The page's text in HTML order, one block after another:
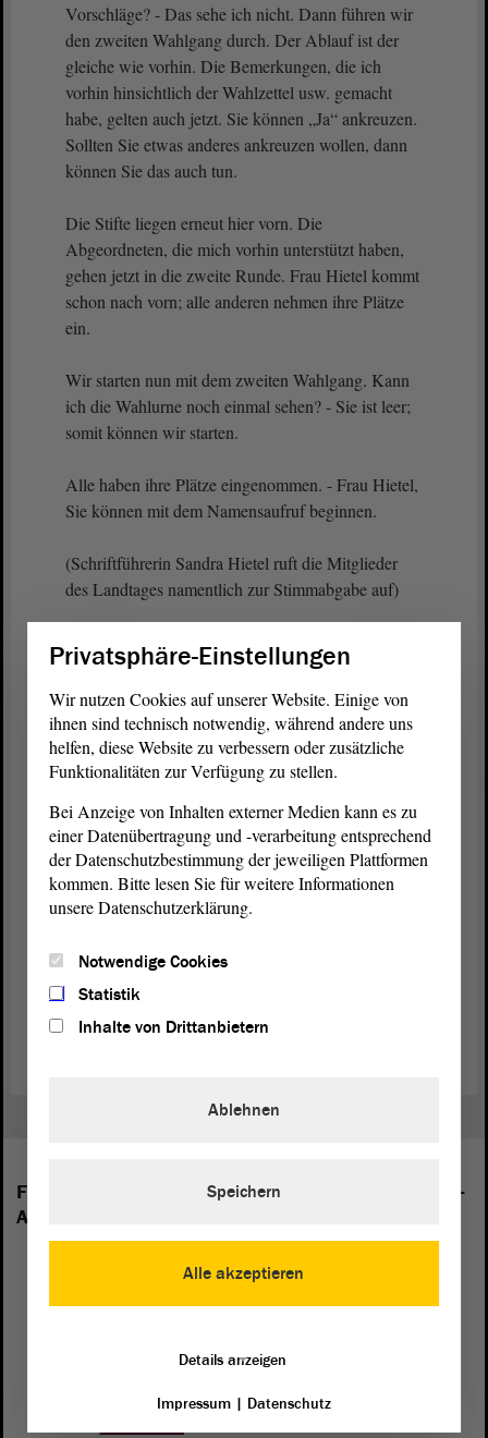
Vorschläge? - Das sehe ich nicht. Dann führen wir
den zweiten Wahlgang durch. Der Ablauf ist der
gleiche wie vorhin. Die Bemerkungen, die ich
vorhin hinsichtlich der Wahlzettel usw. gemacht
habe, gelten auch jetzt. Sie können „Ja“ ankreuzen.
Sollten Sie etwas anderes ankreuzen wollen, dann
können Sie das auch tun.
Die Stifte liegen erneut hier vorn. Die
Abgeordneten, die mich vorhin unterstützt haben,
gehen jetzt in die zweite Runde. Frau Hietel kommt
schon nach vorn; alle anderen nehmen ihre Plätze
ein.
Wir starten nun mit dem zweiten Wahlgang. Kann
ich die Wahlurne noch einmal sehen? - Sie ist leer;
somit können wir starten.
Alle haben ihre Plätze eingenommen. - Frau Hietel,
Sie können mit dem Namensaufruf beginnen.
(Schriftführerin Sandra Hietel ruft die Mitglieder
des Landtages namentlich zur Stimmabgabe auf)
Präsident Dr. Gunnar Schellenberger:
Noch einmal die Standardfrage: Haben alle ihre
Stimme abgegeben? - Ich glaube, ja. Gibt es noch
jemanden, der dies nicht getan hat? - Nein. Dann
Bekanntgabe des Wahlergebnisses bitte ich Sie, im
Raum zu bleiben. Bei 97 Stimmen geht das recht
zügig. Wir beeilen uns. - Danke.
Zurück zur Landtagssitzung
Folgende Fraktionen sind im Landtag von Sachsen-
Anhalt vertreten:
Privatsphäre-Einstellungen
Wir nutzen Cookies auf unserer Website. Einige von
ihnen sind technisch notwendig, während andere uns
helfen, diese Website zu verbessern oder zusätzliche
Funktionalitäten zur Verfügung zu stellen.
Bei Anzeige von Inhalten externer Medien kann es zu
einer Datenübertragung und -verarbeitung entsprechend
der Datenschutzbestimmung der jeweiligen Plattformen
kommen. Bitte lesen Sie für weitere Informationen
unsere Datenschutzerklärung.
Notwendige Cookies
Statistik
Inhalte von Drittanbietern
Alle akzeptieren
Ablehnen
Speichern
Details anzeigen
Impressum| Datenschutz